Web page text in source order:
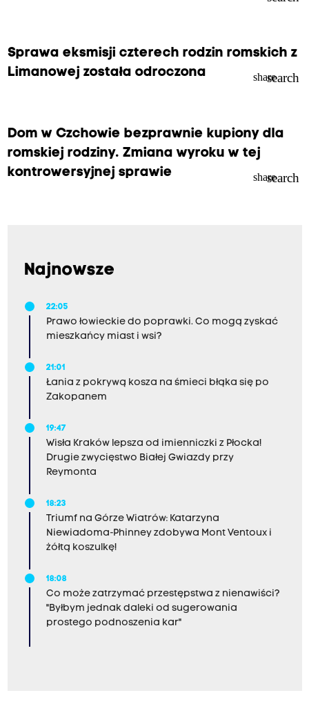
Sprawa eksmisji czterech rodzin romskich z
Limanowej została odroczona
sharesearch
Dom w Czchowie bezprawnie kupiony dla
romskiej rodziny. Zmiana wyroku w tej
kontrowersyjnej sprawie
sharesearch
Najnowsze
22:05
Prawo łowieckie do poprawki. Co mogą zyskać
mieszkańcy miast i wsi?
21:01
Łania z pokrywą kosza na śmieci błąka się po
Zakopanem
19:47
Wisła Kraków lepsza od imienniczki z Płocka!
Drugie zwycięstwo Białej Gwiazdy przy
Reymonta
18:23
Triumf na Górze Wiatrów: Katarzyna
Niewiadoma-Phinney zdobywa Mont Ventoux i
żółtą koszulkę!
18:08
Co może zatrzymać przestępstwa z nienawiści?
"Byłbym jednak daleki od sugerowania
prostego podnoszenia kar"